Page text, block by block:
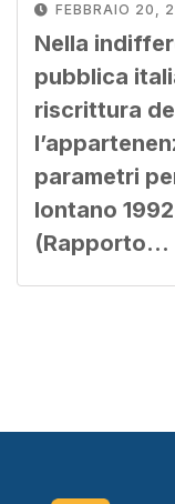
FEBBRAIO 20,
Nella
pubblica
riscrittura
parametri
lontano
(Rapporto…